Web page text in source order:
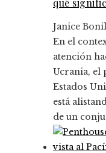
qué
Janice
En el
atención
Ucrania, el
Estados
está
de un